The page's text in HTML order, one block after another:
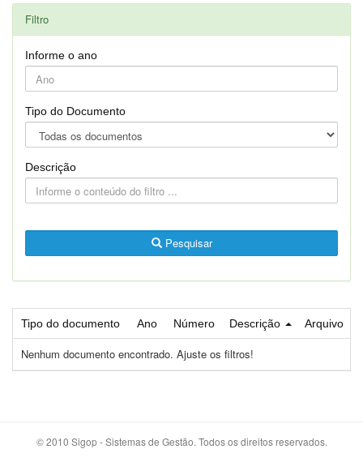
Filtro
Informe o ano
Tipo do Documento
Descrição
Pesquisar
Tipo do documento Ano Número Descrição Arquivo
Nenhum documento encontrado. Ajuste os filtros!
© 2010 Sigop - Sistemas de Gestão. Todos os direitos reservados.